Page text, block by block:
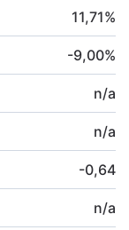
11,71%
-9,00%
n/a
n/a
-0,64
n/a